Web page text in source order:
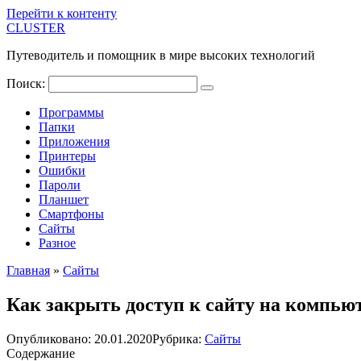
Перейти к контенту
CLUSTER
Путеводитель и помощник в мире высоких технологий
Поиск:
Программы
Папки
Приложения
Принтеры
Ошибки
Пароли
Планшет
Смартфоны
Сайты
Разное
Главная » Сайты
Как закрыть доступ к сайту на
Опубликовано: 20.01.2020Рубрика: Сайты
Содержание